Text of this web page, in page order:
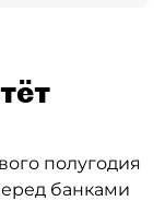
полугодия
банками